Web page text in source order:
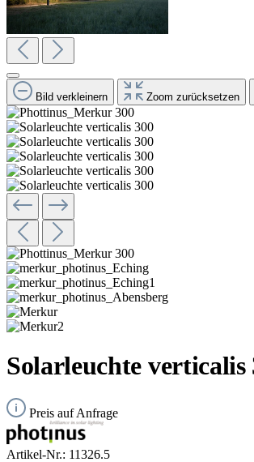
Bild verkleinern Zoom zurücksetzen
Solarleuchte verticalis
Preis auf Anfrage
Artikel-Nr.: 11326.5